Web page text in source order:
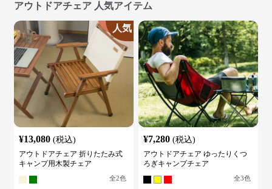
アウトドアチェア 人気アイテム
人気
¥13,080 (税込)
アウトドアチェア 折りたたみ式
キャンプ用木製チェア
全2色
¥7,280 (税込)
アウトドアチェア ゆったりくつ
ろぎキャンプチェア
全3色